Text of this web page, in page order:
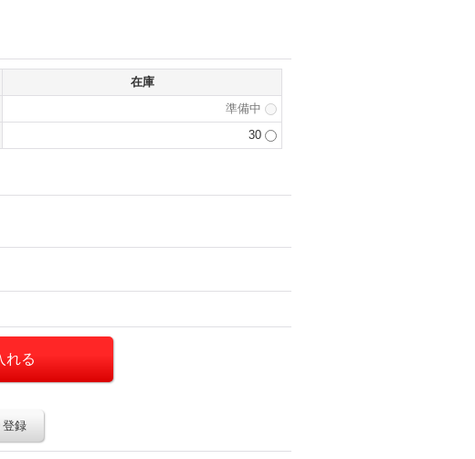
在庫
準備中
30
登録